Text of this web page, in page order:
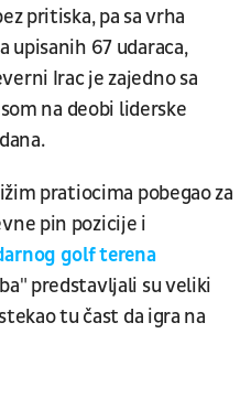
pritiska, pa sa vrha
upisanih 67 udaraca,
Irac je zajedno sa
na deobi liderske
pratiocima pobegao za
pin pozicije i
golf terena
predstavljali su veliki
tu čast da igra na